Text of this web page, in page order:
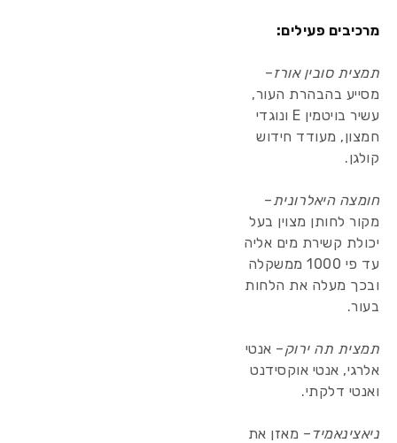
מרכיבים פעילים:
תמצית סובין אורז–
מסייע בהבהרת העור,
עשיר בויטמין E ונוגדי
חמצון, מעודד חידוש
קולגן.
חומצה היאלרונית–
מקור לחותן מצוין בעל
יכולת קשירת מים אליה
עד פי 1000 ממשקלה
ובכך מעלה את הלחות
בעור.
תמצית תה ירוק– אנטי
אלרגי, אנטי אוקסידנט
ואנטי דלקתי.
ניאצינאמיד– מאזן את